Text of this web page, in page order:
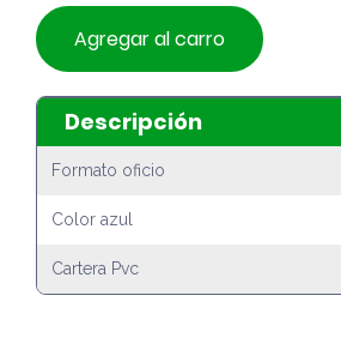
Agregar al carro
Descripción
Formato oficio
Color azul
Cartera Pvc